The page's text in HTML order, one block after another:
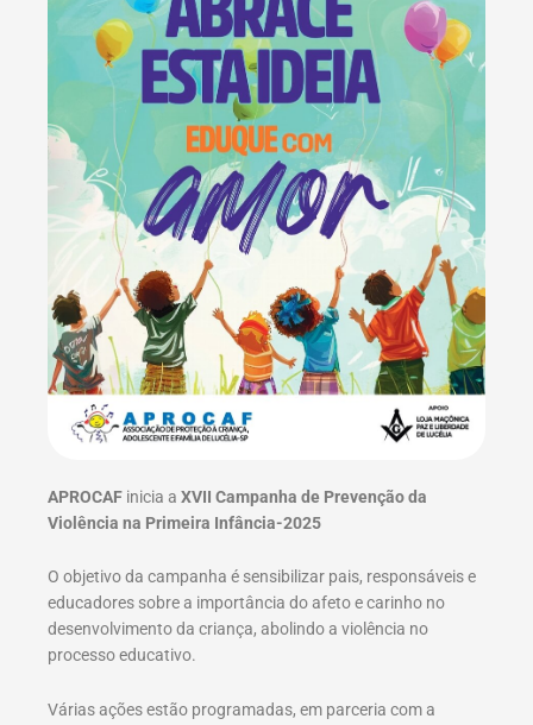
APROCAF inicia a XVII Campanha de Prevenção da
Violência na Primeira Infância-2025
O objetivo da campanha é sensibilizar pais, responsáveis e
educadores sobre a importância do afeto e carinho no
desenvolvimento da criança, abolindo a violência no
processo educativo.
Várias ações estão programadas, em parceria com a